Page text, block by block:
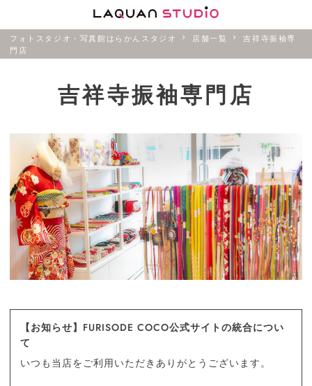
フォトスタジオ・写真館はらかんスタジオ 店舗一覧
吉祥寺振袖専
門店
吉祥寺振袖専門店
【お知らせ】FURISODE COCO公式サイトの統合につい
て
いつも当店をご利用いただきありがとうございます。